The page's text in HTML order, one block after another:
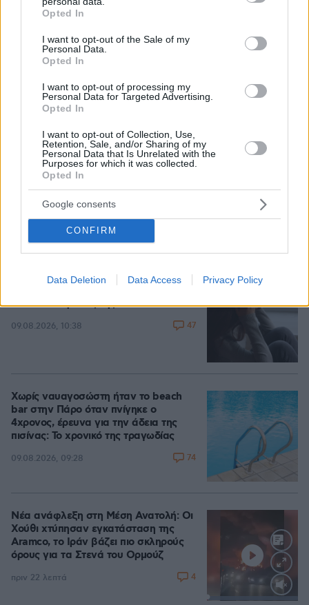
grant or deny consent to Google and its third-party tags to
use your data for below specified purposes in below Google
consent section.
Opted In
I want to opt-out of the Sale of my
Personal Data.
Opted In
I want to opt-out of processing my
Personal Data for Targeted Advertising.
Opted In
I want to opt-out of Collection, Use,
Retention, Sale, and/or Sharing of my
Personal Data that Is Unrelated with the
Purposes for which it was collected.
Opted In
Google consents
CONFIRM
Data Deletion Data Access Privacy Policy
Loaded:
Ελικόπτερο «πάρκαρε» στο Σαρακήνικο για να
κάνουν μπάνιο οι επιβάτες του, δείτε βίντεο
09.08.2026, 11:17
Νεαρός Παλαιστίνιος κλείδωσε
έσωσαν οι φωνές της
09.08.2026, 10:38 47
Χωρίς ναυαγοσώστη ήταν το beach
bar στην Πάρο όταν πνίγηκε ο
4χρονος, έρευνα για την άδεια της
πισίνας: Το χρονικό της τραγωδίας
09.08.2026, 09:28 74
Loaded :
Νέα ανάφλεξη στη Μέση Ανατολή: Οι
Χούθι χτύπησαν εγκατάσταση της
Aramco, το Ιράν βάζει πιο σκληρούς
όρους για τα Στενά του Ορμούζ
πριν 22 λεπτά 4